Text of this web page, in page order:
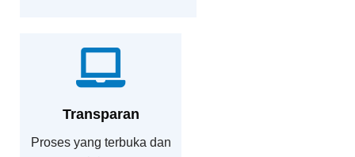
Transparan
Proses yang terbuka dan